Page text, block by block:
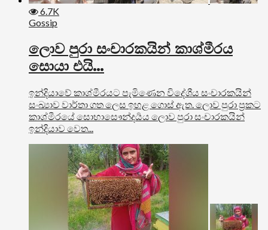
6.7K
Gossip
ලොව පුරා සංචාරකයින් කාශ්මීරය
සොයා එයි…
ඉන්දියාවේ කාශ්මීරයට පැමිණෙන විදේශීය සංචාරකයින්
සංඛ්‍යාව වාර්තා ගත ලෙස ඉහළ ගොස් ඇත. ලොව පුරා ප්‍රකට
කාශ්මීරයේ සොභාසෞන්දර්‍යය ලොව පුරා සංචාරකයින්
ඉන්දියාව වෙත...